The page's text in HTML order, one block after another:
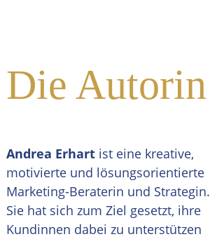
Die Autorin
Andrea Erhart ist eine kreative,
motivierte und lösungsorientierte
Marketing-Beraterin und Strategin.
Sie hat sich zum Ziel gesetzt, ihre
Kundinnen dabei zu unterstützen